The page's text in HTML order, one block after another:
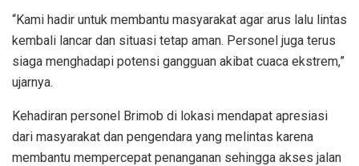
“Kami hadir untuk membantu masyarakat agar arus lalu lintas
kembali lancar dan situasi tetap aman. Personel juga terus
siaga menghadapi potensi gangguan akibat cuaca ekstrem,”
ujarnya.
Kehadiran personel Brimob di lokasi mendapat apresiasi
dari masyarakat dan pengendara yang melintas karena
membantu mempercepat penanganan sehingga akses jalan